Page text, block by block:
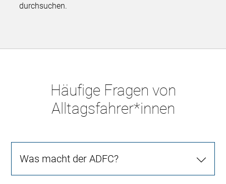
durchsuchen.
Häufige Fragen von
Alltagsfahrer*innen
Was macht der ADFC?